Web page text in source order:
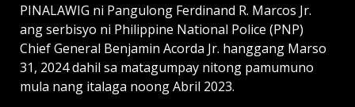
PINALAWIG ni Pangulong Ferdinand R. Marcos Jr.
ang serbisyo ni Philippine National Police (PNP)
Chief General Benjamin Acorda Jr. hanggang Marso
31, 2024 dahil sa matagumpay nitong pamumuno
mula nang italaga noong Abril 2023.